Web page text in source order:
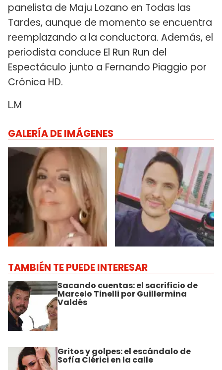
panelista de Maju Lozano en Todas las
Tardes, aunque de momento se encuentra
reemplazando a la conductora. Además, el
periodista conduce El Run Run del
Espectáculo junto a Fernando Piaggio por
Crónica HD.
L.M
GALERÍA DE IMÁGENES
TAMBIÉN TE PUEDE INTERESAR
Sacando cuentas: el sacrificio de
Marcelo Tinelli por Guillermina
Valdés
Gritos y golpes: el escándalo de
Sofía Clérici en la calle